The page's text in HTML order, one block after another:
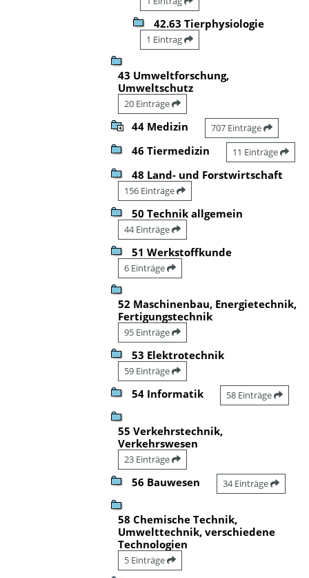
42.63 Tierphysiologie
1 Eintrag
43 Umweltforschung,
Umweltschutz
20 Einträge
44 Medizin 707 Einträge
46 Tiermedizin 11 Einträge
48 Land- und Forstwirtschaft
156 Einträge
50 Technik allgemein
44 Einträge
51 Werkstoffkunde
6 Einträge
52 Maschinenbau, Energietechnik,
Fertigungstechnik
95 Einträge
53 Elektrotechnik
59 Einträge
54 Informatik 58 Einträge
55 Verkehrstechnik,
Verkehrswesen
23 Einträge
56 Bauwesen 34 Einträge
58 Chemische Technik,
Umwelttechnik, verschiedene
Technologien
5 Einträge